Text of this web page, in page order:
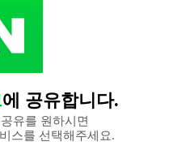
에 공유합니다.
유를 원하시면
스를 선택해주세요.